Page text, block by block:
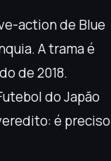
action de Blue
A trama é
de 2018.
do Japão
é preciso